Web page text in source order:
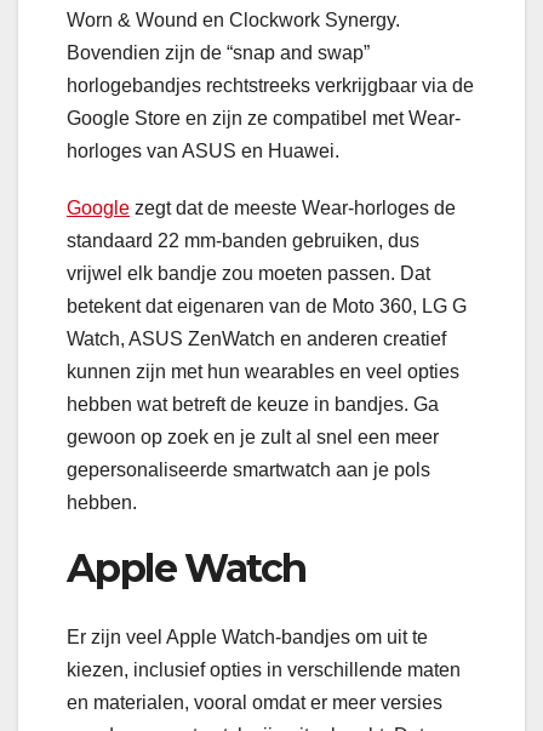
Worn & Wound en Clockwork Synergy.
Bovendien zijn de “snap and swap”
horlogebandjes rechtstreeks verkrijgbaar via de
Google Store en zijn ze compatibel met Wear-
horloges van ASUS en Huawei.
Google zegt dat de meeste Wear-horloges de
standaard 22 mm-banden gebruiken, dus
vrijwel elk bandje zou moeten passen. Dat
betekent dat eigenaren van de Moto 360, LG G
Watch, ASUS ZenWatch en anderen creatief
kunnen zijn met hun wearables en veel opties
hebben wat betreft de keuze in bandjes. Ga
gewoon op zoek en je zult al snel een meer
gepersonaliseerde smartwatch aan je pols
hebben.
Apple Watch
Er zijn veel Apple Watch-bandjes om uit te
kiezen, inclusief opties in verschillende maten
en materialen, vooral omdat er meer versies